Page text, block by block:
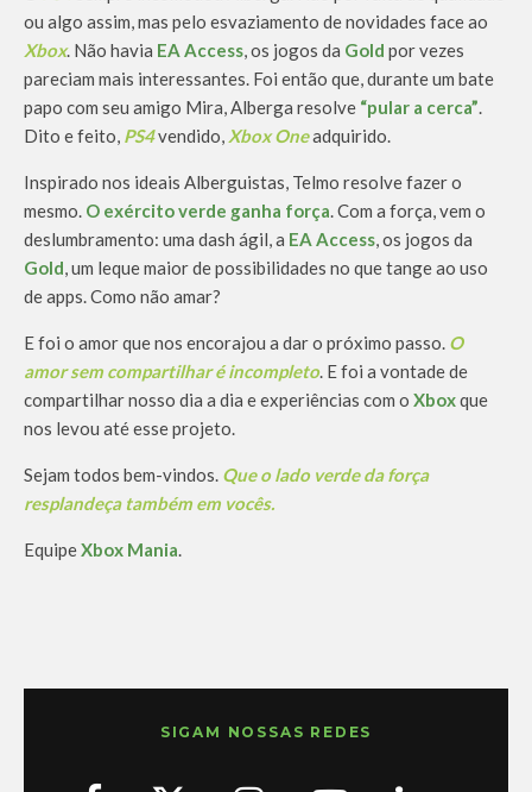
ou algo assim, mas pelo esvaziamento de novidades face ao
Xbox. Não havia EA Access, os jogos da Gold por vezes
pareciam mais interessantes. Foi então que, durante um bate
papo com seu amigo Mira, Alberga resolve “pular a cerca”.
Dito e feito, PS4vendido, Xbox Oneadquirido.
Inspirado nos ideais Alberguistas, Telmo resolve fazer o
mesmo. O exército verde ganha força. Com a força, vem o
deslumbramento: uma dash ágil, a EA Access, os jogos da
Gold, um leque maior de possibilidades no que tange ao uso
de apps. Como não amar?
E foi o amor que nos encorajou a dar o próximo passo. O
amor sem compartilhar é incompleto. E foi a vontade de
compartilhar nosso dia a dia e experiências com o Xboxque
nos levou até esse projeto.
Sejam todos bem-vindos. Que o lado verde da força
resplandeça também em vocês.
EquipeXbox Mania.
SIGAM NOSSAS REDES